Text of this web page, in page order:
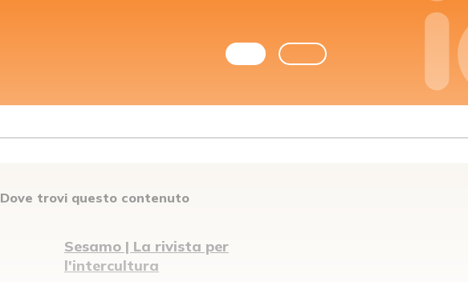
Dove trovi questo contenuto
Sesamo | La rivista per
l'intercultura